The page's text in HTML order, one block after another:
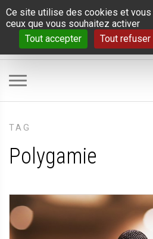
Panneau de gestion des cookies
Ce site utilise des cookies et
ceux que vous souhaitez activer
Tout accepter
Tout refuser
TAG
Polygamie